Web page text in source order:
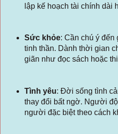
lập kế hoạch tài chính dài
Sức khỏe: Cần chú ý đến
tinh thần. Dành thời gian
giãn như đọc sách hoặc
Tình yêu: Đời sống tình
thay đổi bất ngờ. Người
người đặc biệt theo cách